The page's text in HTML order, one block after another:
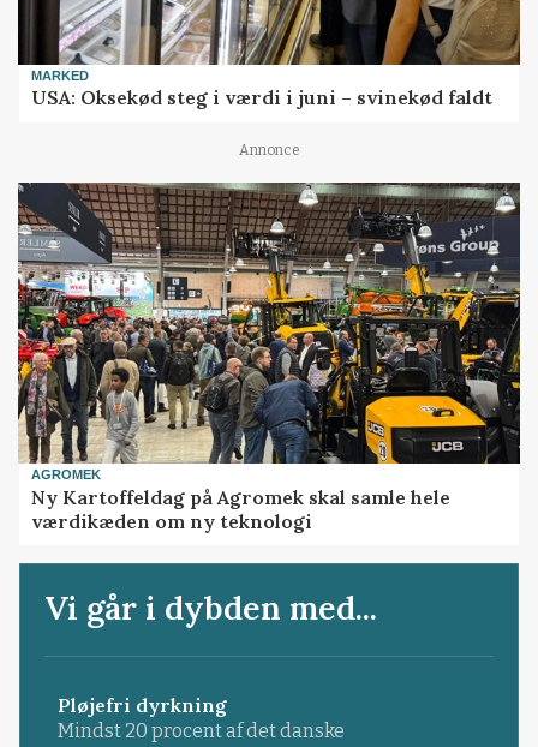
MARKED
USA: Oksekød steg i værdi i juni – svinekød faldt
Annonce
AGROMEK
Ny Kartoffeldag på Agromek skal samle hele
værdikæden om ny teknologi
Vi går i dybden med...
Pløjefri dyrkning
Mindst 20 procent af det danske